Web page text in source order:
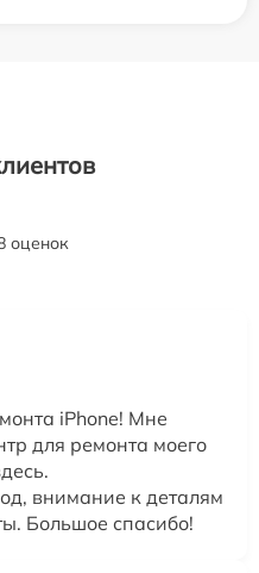
оценок
iPhone! Мне
для ремонта моего
внимание к деталям
Большое спасибо!